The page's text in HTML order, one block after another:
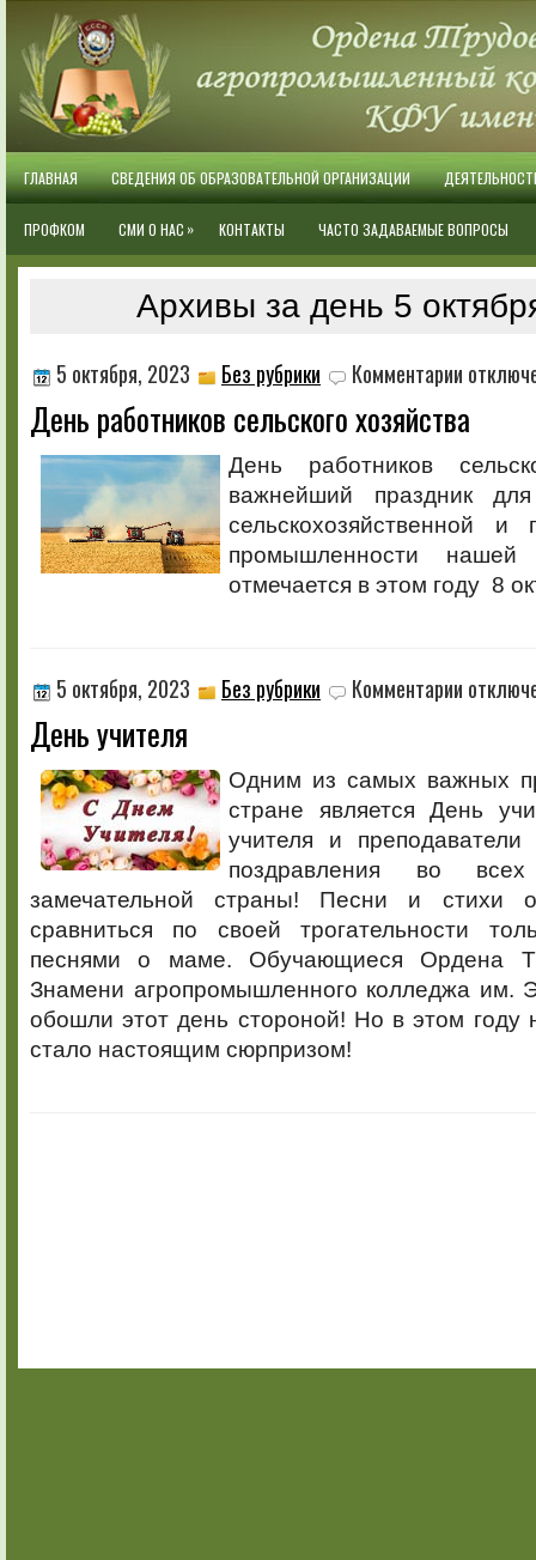
ГЛАВНАЯ СВЕДЕНИЯ ОБ ОБРАЗОВАТЕЛЬНОЙ ОРГАНИЗАЦИИ
ПРОФКОМ СМИ О НАС » КОНТАКТЫ ЧАСТО ЗАДАВАЕМЫЕ ВОПРОСЫ
Архивы за день 5
5 октября, 2023 Без рубрики Комментарии записи
День
работников
хозяйства
День работников сельского хозяйства
День работников
важнейший праздник
сельскохозяйственной и
промышленности
отмечается в этом году 8
5 октября, 2023 Без рубрики Комментарии записи
День учителя
Одним из самых важных
стране является День
учителя и
поздравления во
замечательной страны! Песни и стихи
сравниться по своей трогательности
песнями о маме. Обучающиеся Ордена
Знамени агропромышленного колледжа им.
обошли этот день стороной! Но в этом году
стало настоящим сюрпризом!